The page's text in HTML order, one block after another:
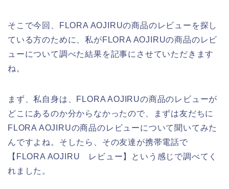
そこで今回、FLORA AOJIRUの商品のレビューを探し
ている方のために、私がFLORA AOJIRUの商品のレビ
ューについて調べた結果を記事にさせていただきます
ね。
まず、私自身は、FLORA AOJIRUの商品のレビューが
どこにあるのか分からなかったので、まずは友だちに
FLORA AOJIRUの商品のレビューについて聞いてみた
んですよね。そしたら、その友達が携帯電話で
【FLORA AOJIRU レビュー】という感じで調べてく
れました。